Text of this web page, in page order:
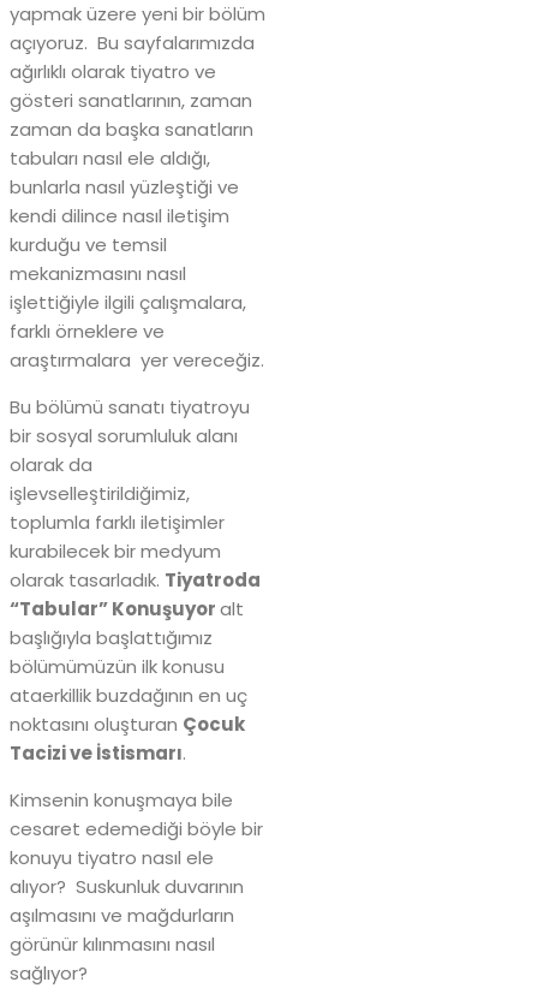
yapmak üzere yeni bir bölüm
açıyoruz. Bu sayfalarımızda
ağırlıklı olarak tiyatro ve
gösteri sanatlarının, zaman
zaman da başka sanatların
tabuları nasıl ele aldığı,
bunlarla nasıl yüzleştiği ve
kendi dilince nasıl iletişim
kurduğu ve temsil
mekanizmasını nasıl
işlettiğiyle ilgili çalışmalara,
farklı örneklere ve
araştırmalara yer vereceğiz.
Bu bölümü sanatı tiyatroyu
bir sosyal sorumluluk alanı
olarak da
işlevselleştirildiğimiz,
toplumla farklı iletişimler
kurabilecek bir medyum
olarak tasarladık. Tiyatroda
“Tabular” Konuşuyoralt
başlığıyla başlattığımız
bölümümüzün ilk konusu
ataerkillik buzdağının en uç
noktasını oluşturan Çocuk
Tacizi ve İstismarı.
Kimsenin konuşmaya bile
cesaret edemediği böyle bir
konuyu tiyatro nasıl ele
alıyor? Suskunluk duvarının
aşılmasını ve mağdurların
görünür kılınmasını nasıl
sağlıyor?